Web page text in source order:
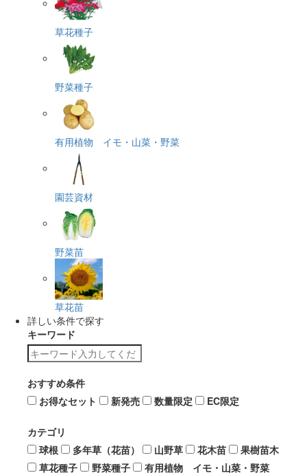
草花種子
野菜種子
有用植物 イモ・山菜・野菜
園芸資材
野菜苗
草花苗
詳しい条件で探す
キーワード
おすすめ条件
お得なセット
新発売 数量限定 EC限定
カテゴリ
球根
多年草（花苗） 山野草 花木苗
果樹苗木
草花種子
野菜種子
有用植物 イモ・山菜・野菜